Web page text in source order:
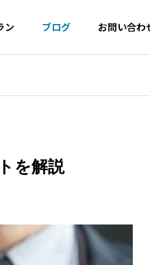
ン ブログ お問い合わ
サジェ
（サジ
告）
メタ情報の矛盾はど
を解説